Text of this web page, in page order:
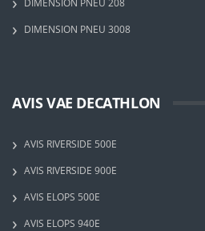
DIMENSION PNEU 208
DIMENSION PNEU 3008
AVIS VAE DECATHLON
AVIS RIVERSIDE 500E
AVIS RIVERSIDE 900E
AVIS ELOPS 500E
AVIS ELOPS 940E